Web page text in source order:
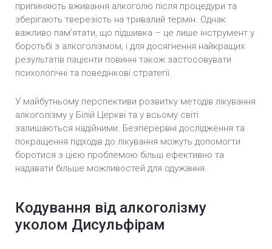
припиняють вживання алкоголю після процедури та
зберігають тверезість на тривалий термін. Однак
важливо пам’ятати, що підшивка – це лише інструмент у
боротьбі з алкоголізмом, і для досягнення найкращих
результатів пацієнти повинні також застосовувати
психологічні та поведінкові стратегії.
У майбутньому перспективи розвитку методів лікування
алкоголізму у Білій Церкві та у всьому світі
залишаються надійними. Безперервні дослідження та
покращення підходів до лікування можуть допомогти
боротися з цією проблемою більш ефективно та
надавати більше можливостей для одужання.
Кодування від алкоголізму
уколом Дисульфірам